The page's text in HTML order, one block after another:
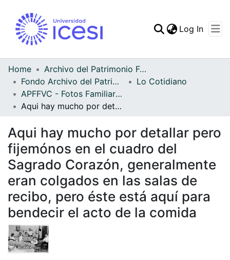
Statistics
Log In
Home
Archivo del Patrimonio Fotográfico y Fílmico del Valle del Cauca
Fondo Archivo del Patrimonio Fotográfico y Fílmico del Valle del Cauca
Lo Cotidiano
APFFVC - Fotos Familiares - Patrimonial
Aqui hay mucho por detallar pero fijemónos en el cuadro del Sagrado Corazón, generalmente eran colgados en las salas de recibo, pero éste está aquí para bendecir el acto de la comida
Aqui hay mucho por detallar pero
fijemónos en el cuadro del
Sagrado Corazón, generalmente
eran colgados en las salas de
recibo, pero éste está aquí para
bendecir el acto de la comida